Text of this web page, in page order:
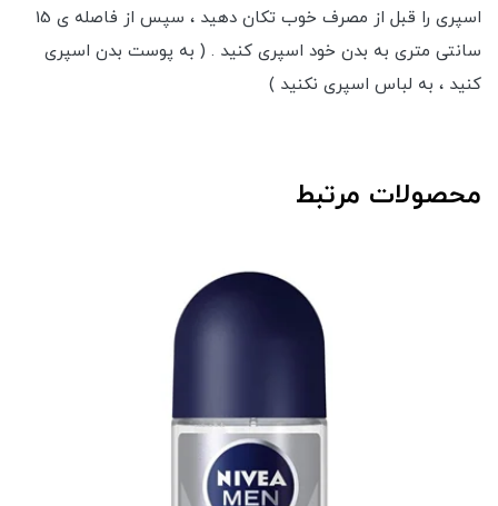
اسپری را قبل از مصرف خوب تکان دهید ، سپس از فاصله ی 15
سانتی متری به بدن خود اسپری کنید . ( به پوست بدن اسپری
کنید ، به لباس اسپری نکنید )
محصولات مرتبط